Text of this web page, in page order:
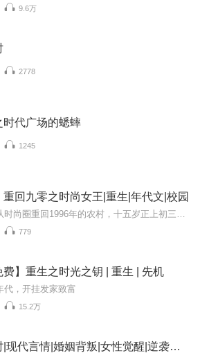
9.6万
2778
时代广场的蟋蟀
1245
重回九零之时尚女王|重生|年代文|校园
779
费】重生之时光之钥 | 重生 | 先机
代，开挂发家致富
15.2万
婚碎之时|现代言情|婚姻背叛|女性觉醒|逆袭重生